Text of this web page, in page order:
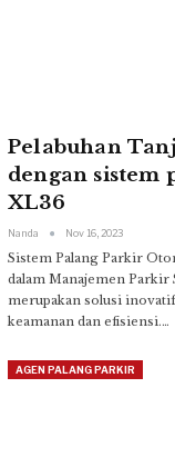
Pelabuhan
dengan sistem
XL36
Nanda Nov 16, 2023
Sistem Palang Parkir
dalam Manajemen Parkir
merupakan solusi
keamanan dan efisiensi.…
AGEN PALANG PARKIR